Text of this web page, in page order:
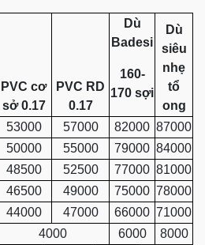
PVC cơ
sở 0.17
PVC RD
0.17
Dù
Badesi
160-
170 sợi
Dù
siêu
nhẹ
tổ
ong
53000 57000 82000 87000
50000 55000 79000 84000
48500 52500 77000 81000
46500 49000 75000 78000
44000 47000 66000 71000
4000 6000 8000